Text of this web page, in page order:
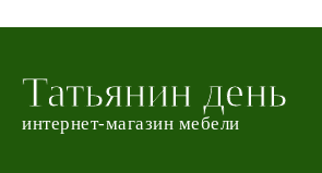
Татьянин день
интернет-магазин мебели